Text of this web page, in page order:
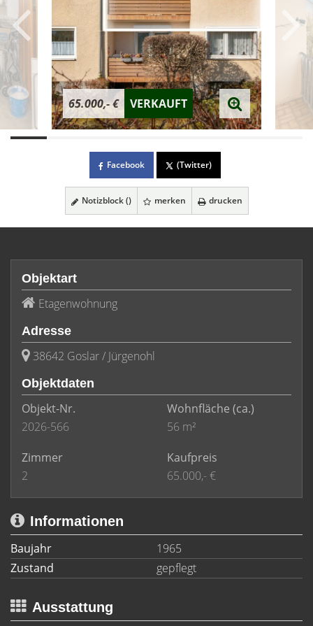
65.000,- € VERKAUFT
Facebook (Twitter)
Notizblock () merken drucken
Objektart
Etagenwohnung
Adresse
38642 Goslar / Jürgenohl
Objektdaten
Objekt-Nr.
2026-566
Wohnfläche (ca.)
56 m²
Zimmer
2
Kaufpreis
65.000,- €
Informationen
Baujahr
1965
Zustand
gepflegt
Ausstattung